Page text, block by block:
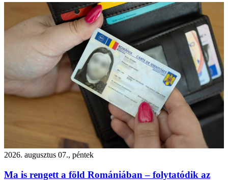
2026. augusztus 07., péntek
Ma is rengett a föld Romániában – folytatódik az